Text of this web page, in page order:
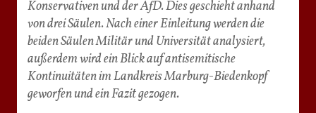
Konservativen und der AfD. Dies geschieht anhand
von drei Säulen. Nach einer Einleitung werden die
beiden Säulen Militär und Universität analysiert,
außerdem wird ein Blick auf antisemitische
Kontinuitäten im Landkreis Marburg-Biedenkopf
geworfen und ein Fazit gezogen.